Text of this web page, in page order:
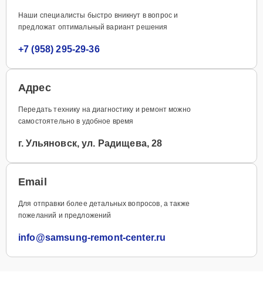
Наши специалисты быстро вникнут в вопрос и
предложат оптимальный вариант решения
+7 (958) 295-29-36
Адрес
Передать технику на диагностику и ремонт можно
самостоятельно в удобное время
г. Ульяновск, ул. Радищева, 28
Email
Для отправки более детальных вопросов, а также
пожеланий и предложений
info@samsung-remont-center.ru